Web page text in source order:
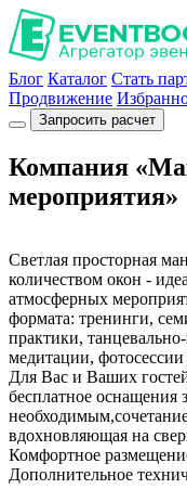
Блог Каталог Стать
Продвижение
Запросить расчет
Компания
мероприятия»
Светлая просторная
количеством окон -
атмосферных
формата: тренинги,
практики,
медитации,
Для Вас и Ваших
бесплатное оснащения
вдохновляющая на
Комфортное
Дополнительное